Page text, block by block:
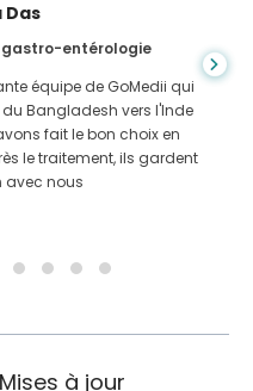
Das
gastro-entérologie
équipe de GoMedii qui
Bangladesh vers l'Inde
fait le bon choix en
le traitement, ils gardent
avec nous
à jour